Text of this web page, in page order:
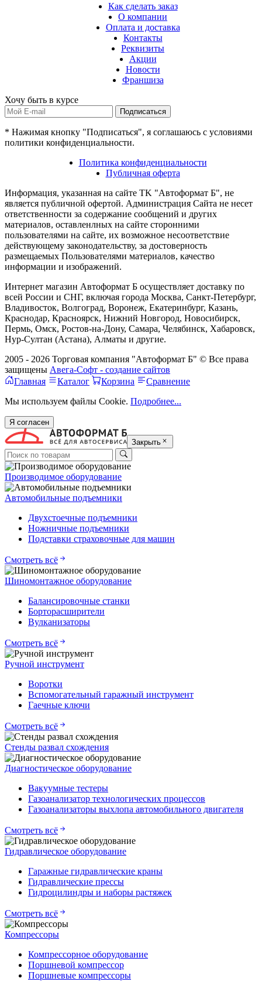
Как сделать заказ
О компании
Оплата и доставка
Контакты
Реквизиты
Акции
Новости
Франшиза
Хочу быть в курсе
Подписаться
* Нажимая кнопку "Подписаться", я соглашаюсь с условиями
политики конфиденциальности.
Политика конфиденциальности
Публичная оферта
Информация, указанная на сайте TK "Автоформат Б", не
является публичной офертой. Администрация Сайта не несет
ответственности за содержание сообщений и других
материалов, оставленлных на сайте сторонними
пользователями на сайте, их возможное несоответствие
действующему законодательству, за достоверность
размещаемых Пользователями материалов, качество
информации и изображений.
Интернет магазин Автоформат Б осуществляет доставку по
всей России и СНГ, включая города Москва, Санкт-Петербург,
Владивосток, Волгоград, Воронеж, Екатеринбург, Казань,
Краснодар, Красноярск, Нижний Новгород, Новосибирск,
Пермь, Омск, Ростов-на-Дону, Самара, Челябинск, Хабаровск,
Нур-Султан (Астана), Алматы и другие.
2005 - 2026 Торговая компания "Автоформат Б" © Все права
защищены Авега-Софт - создание сайтов
Главная
Каталог Корзина
Сравнение
Мы используем файлы Cookie. Подробнее...
Я согласен
Закрыть
Производимое оборудование
Автомобильные подъемники
Двухстоечные подъемники
Ножничные подъемники
Подставки страховочные для машин
Смотреть всё
Шиномонтажное оборудование
Балансировочные станки
Борторасширители
Вулканизаторы
Смотреть всё
Ручной инструмент
Воротки
Вспомогательный гаражный инструмент
Гаечные ключи
Смотреть всё
Стенды развал схождения
Диагностическое оборудование
Вакуумные тестеры
Газоанализатор технологических процессов
Газоанализаторы выхлопа автомобильного двигателя
Смотреть всё
Гидравлическое оборудование
Гаражные гидравлические краны
Гидравлические прессы
Гидроцилиндры и наборы растяжек
Смотреть всё
Компрессоры
Компрессорное оборудование
Поршневой компрессор
Поршневые компрессоры